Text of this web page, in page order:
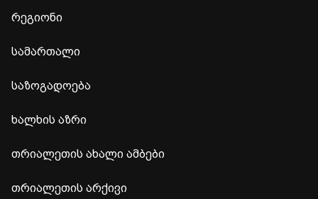
რეგიონი
სამართალი
საზოგადოება
ხალხის აზრი
თრიალეთის ახალი ამბები
თრიალეთის არქივი